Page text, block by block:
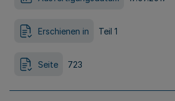
Erschienen in Teil 1
Seite 723